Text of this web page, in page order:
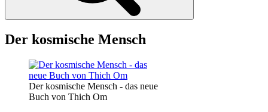
Der kosmische Mensch
Der kosmische Mensch - das neue
Buch von Thich Om